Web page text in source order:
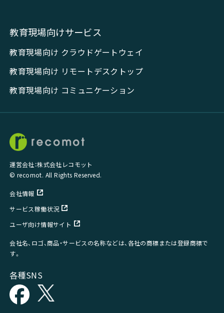
教育現場向けサービス
教育現場向け クラウドゲートウェイ
教育現場向け リモートデスクトップ
教育現場向け コミュニケーション
運営会社：株式会社レコモット
© recomot. All Rights Reserved.
会社情報
サービス稼働状況
ユーザ向け情報サイト
会社名、ロゴ、商品・サービスの名称などは、各社の商標または登録商標で
す。
各種SNS